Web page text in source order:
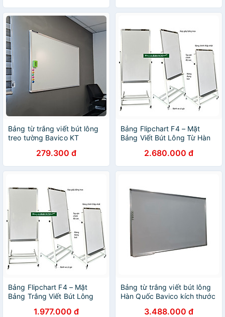
Bảng từ trắng viết bút lông
treo tường Bavico KT
279.300 đ
Bảng Flipchart F4 – Mặt
Bảng Viết Bút Lông Từ Hàn
2.680.000 đ
Bảng Flipchart F4 – Mặt
Bảng Trắng Viết Bút Lông
1.977.000 đ
Bảng từ trắng viết bút lông
Hàn Quốc Bavico kích thước
3.488.000 đ